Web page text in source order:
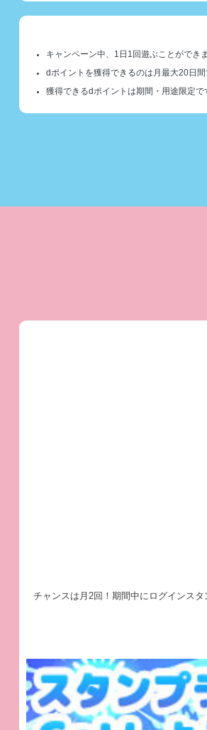
キャンペーン中、1日1回遊ぶことができま
dポイントを獲得できるのは月最大20日間
獲得できるdポイントは期間・用途限定で
チャンスは月2回！期間中にログインス